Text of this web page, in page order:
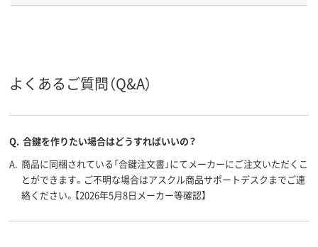
施錠方法 シリンダー錠
質量 40.5kg 約28kg 32Kg
アスクル
スコア
60
よくあるご質問（Q&A）
Q. 合鍵を作りたい場合はどうすればいいの？
A. 商品に同梱されている「合鍵注文書」にてメーカーにご注文いただくこ
とができます。ご不明な場合はアスクル商品サポートデスクまでご連
絡ください。【2026年5月8日メーカー等確認】